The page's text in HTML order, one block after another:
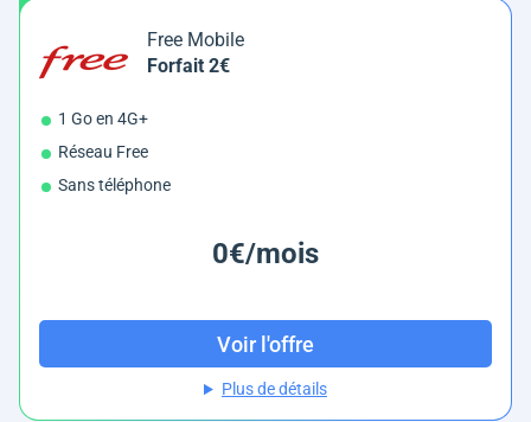
Free Mobile
Forfait 2€
1 Go en 4G+
Réseau Free
Sans téléphone
0€/mois
Voir l'offre
Plus de détails